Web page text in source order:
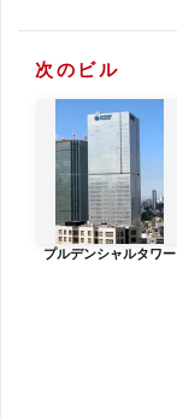
次のビル
プルデンシャルタワー